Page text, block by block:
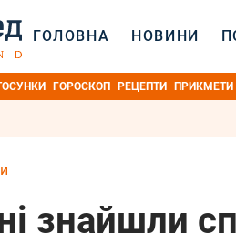
ГОЛОВНА НОВИНИ
ГОРОСКОП РЕЦЕПТИ ПРИКМЕТИ
знайшли